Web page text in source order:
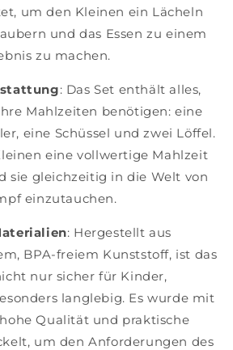
um den Kleinen ein Lächeln
und das Essen zu einem
zu machen.
: Das Set enthält alles,
Mahlzeiten benötigen: eine
eine Schüssel und zwei Löffel.
eine vollwertige Mahlzeit
sie gleichzeitig in die Welt von
einzutauchen.
: Hergestellt aus
BPA-freiem Kunststoff, ist das
nur sicher für Kinder,
langlebig. Es wurde mit
Qualität und praktische
um den Anforderungen des